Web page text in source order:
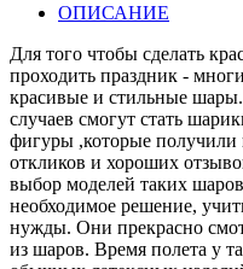
ОПИСАНИЕ
Для того чтобы сделать
проходить праздник -
красивые и стильные
случаев смогут стать
фигуры ,которые получили
откликов и хороших
выбор моделей таких
необходимое решение,
нужды. Они прекрасно
из шаров. Время полета у